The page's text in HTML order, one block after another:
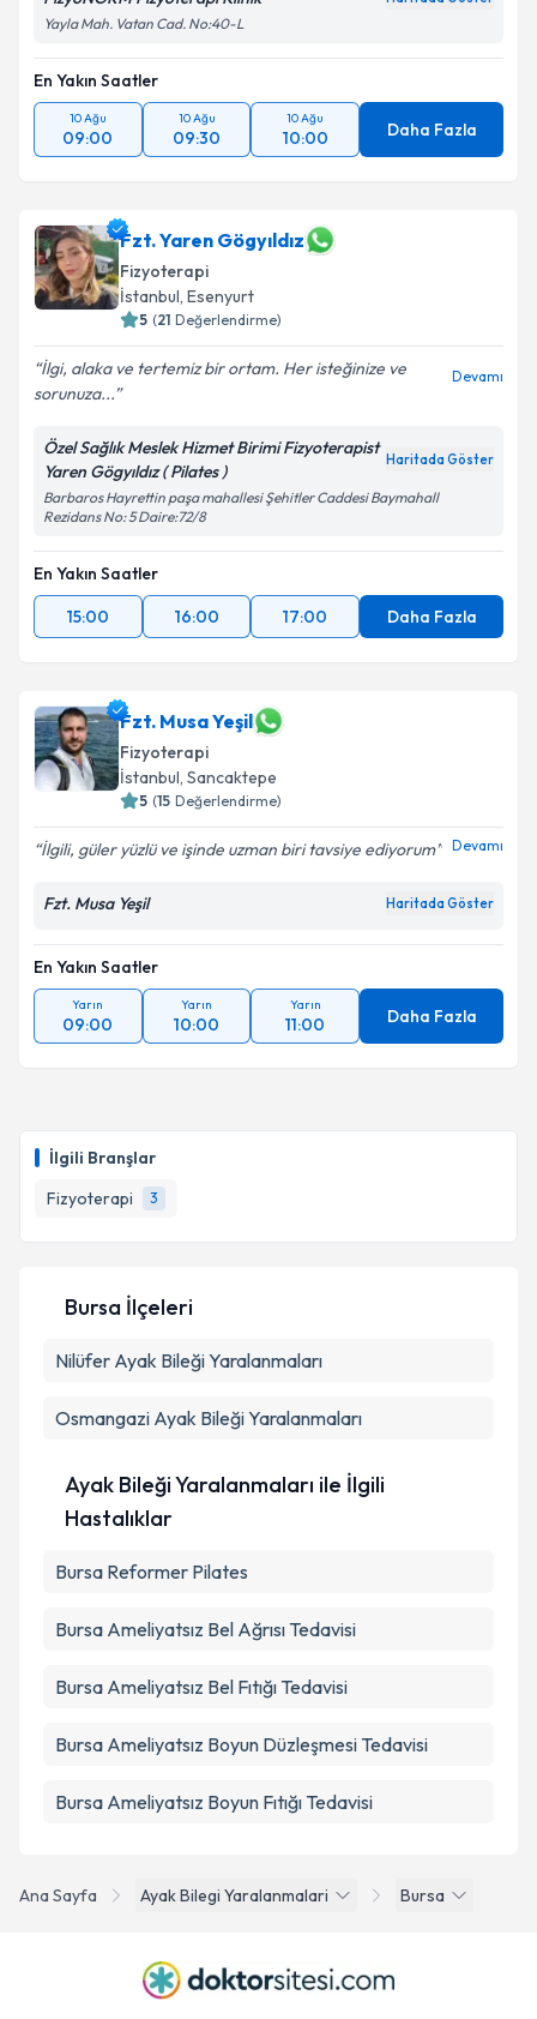
İlgili Branşlar
Fizyoterapi
3
Yayla Mah. Vatan Cad. No:40-L
En Yakın Saatler
10 Ağu
09:00
10 Ağu
09:30
10 Ağu
10:00 Daha Fazla
Fzt. Yaren Gögyıldız
Fizyoterapi
İstanbul, Esenyurt
5 (21 Değerlendirme)
İlgi, alaka ve tertemiz bir ortam. Her isteğinize ve
sorunuza...
Devamı
Özel Sağlık Meslek Hizmet Birimi Fizyoterapist
Yaren Gögyıldız ( Pilates )
Haritada Göster
Barbaros Hayrettin paşa mahallesi Şehitler Caddesi Baymahall
Rezidans No: 5 Daire:72/8
En Yakın Saatler
15:00
16:00 17:00 Daha Fazla
Fzt. Musa Yeşil
Fizyoterapi
İstanbul, Sancaktepe
5 (15 Değerlendirme)
İlgili, güler yüzlü ve işinde uzman biri tavsiye ediyorum Devamı
Fzt. Musa Yeşil Haritada Göster
En Yakın Saatler
Yarın
09:00
Yarın
10:00
Yarın
11:00 Daha Fazla
Ana Sayfa Ayak Bilegi Yaralanmalari Bursa
Bursa İlçeleri
Nilüfer Ayak Bileği Yaralanmaları
Osmangazi Ayak Bileği Yaralanmaları
Ayak Bileği Yaralanmaları ile İlgili
Hastalıklar
Bursa Reformer Pilates
Bursa Ameliyatsız Bel Ağrısı Tedavisi
Bursa Ameliyatsız Bel Fıtığı Tedavisi
Bursa Ameliyatsız Boyun Düzleşmesi Tedavisi
Bursa Ameliyatsız Boyun Fıtığı Tedavisi